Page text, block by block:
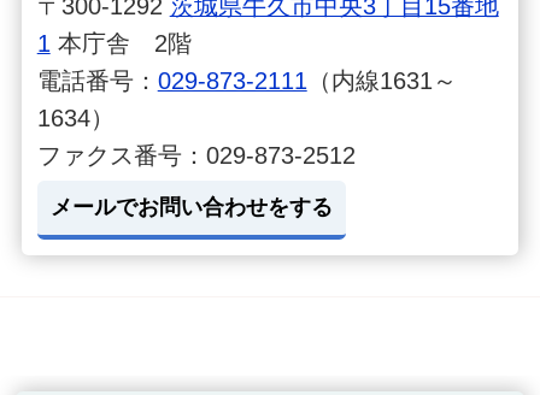
〒300-1292 茨城県牛久市中央3丁目15番地
1本庁舎 2階
電話番号： 029-873-2111（内線1631～
1634）
ファクス番号：029-873-2512
メールでお問い合わせをする